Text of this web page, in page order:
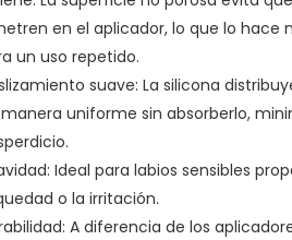
en el aplicador, lo que lo hace
un uso repetido.
suave: La silicona
uniforme sin absorberlo,
Ideal para labios sensibles
o la irritación.
A diferencia de los